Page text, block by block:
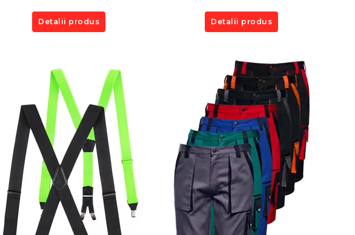
Detalii produs Detalii produs